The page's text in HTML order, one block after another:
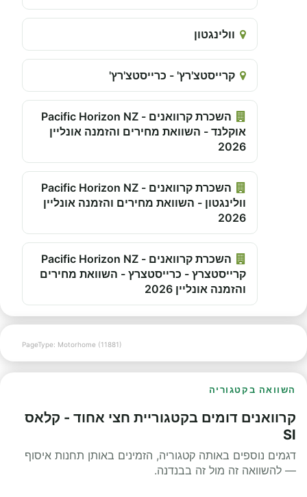
וולינגטון
קרייסטצ'רץ' - כרייסטצ'רץ'
השכרת קרוואנים - Pacific Horizon NZ
אוקלנד - השוואת מחירים והזמנה אונליין
2026
השכרת קרוואנים - Pacific Horizon NZ
וולינגטון - השוואת מחירים והזמנה אונליין
2026
השכרת קרוואנים - Pacific Horizon NZ
קרייסטצרץ - כרייסטצרץ - השוואת מחירים
והזמנה אונליין 2026
PageType: Motorhome (11881)
השוואה בקטגוריה
קרוואנים דומים בקטגוריית חצי אחוד - קלאס
SI
דגמים נוספים באותה קטגוריה, הזמינים באותן תחנות איסוף
— להשוואה זה מול זה בבנדנה.